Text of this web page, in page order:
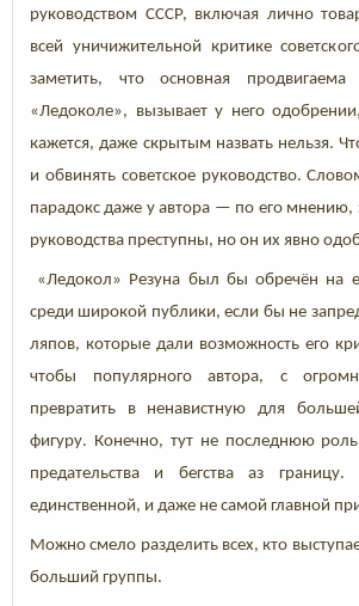
руководством СССР, включая лично
всей уничижительной критике
заметить, что основная
«Ледоколе», вызывает у него
кажется, даже скрытым назвать нельзя.
и обвинять советское руководство.
парадокс даже у автора — по его мнению,
руководства преступны, но он их явно
«Ледокол» Резуна был бы обречён на
среди широкой публики, если бы не
ляпов, которые дали возможность его
чтобы популярного автора, с
превратить в ненавистную для
фигуру. Конечно, тут не последнюю
предательства и бегства аз
единственной, и даже не самой главной
Можно смело разделить всех, кто
больший группы.